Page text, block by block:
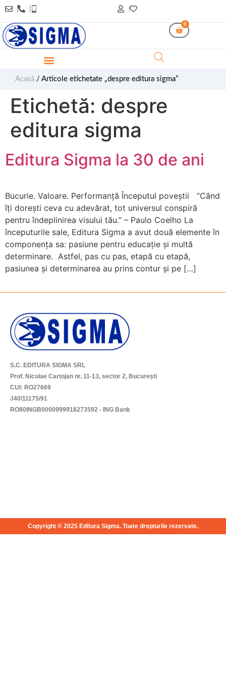
0
Acasă / Articole etichetate „despre editura sigma”
Etichetă: despre
editura sigma
Editura Sigma la 30 de ani
Bucurie. Valoare. Performanță Începutul poveștii ”Când
îți dorești ceva cu adevărat, tot universul conspiră
pentru îndeplinirea visului tău.” – Paulo Coelho La
începuturile sale, Editura Sigma a avut două elemente în
componența sa: pasiune pentru educație și multă
determinare. Astfel, pas cu pas, etapă cu etapă,
pasiunea și determinarea au prins contur și pe […]
S.C. EDITURA SIGMA SRL
Prof. Nicolae Cartojan nr. 11-13, sector 2, București
CUI: RO27669
J40/11175/91
RO80INGB0000999918273592 - ING Bank
Copyright © 2025 Editura Sigma. Toate drepturile rezervate.